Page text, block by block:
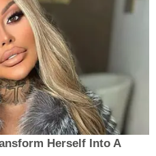
Herself Into A